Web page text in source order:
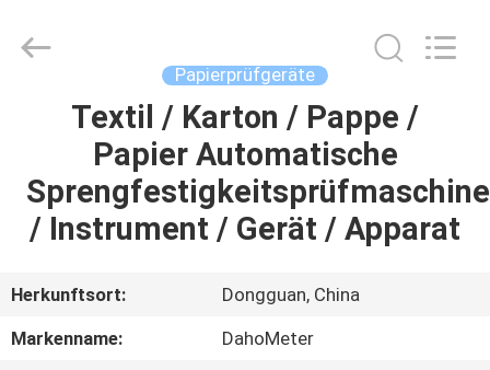
HAUS
PRODUKTE
UNS
Developed
Papierprüfgeräte
Textil / Karton / Pappe /
Papier Automatische
Sprengfestigkeitsprüfmaschine
/ Instrument / Gerät / Apparat
Herkunftsort:
Dongguan, China
Markenname:
DahoMeter